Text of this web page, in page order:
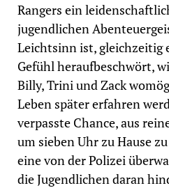
Rangers ein
jugendlichen
Leichtsinn ist, gleichzeitig
Gefühl heraufbeschwört,
Billy, Trini und Zack
Leben später erfahren
verpasste Chance, aus
um sieben Uhr zu Hause
eine von der Polizei
die Jugendlichen daran